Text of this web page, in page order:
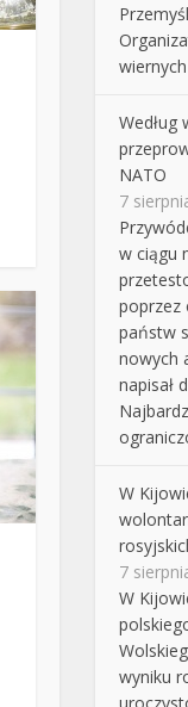
Według
NATO
7
w ciągu
poprzez
państw
nowych
napisał
W
7
W
wyniku